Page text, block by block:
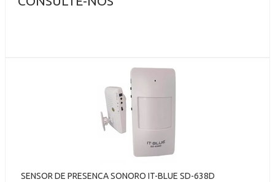
SENSOR DE PRESENCA SONORO IT-BLUE SD-638D